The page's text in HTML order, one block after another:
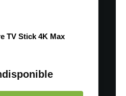
TV Stick 4K Max